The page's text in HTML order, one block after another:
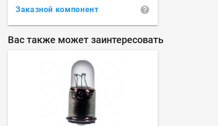
Заказной компонент
Вас также может заинтересовать